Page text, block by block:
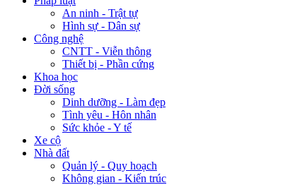
An ninh - Trật tự
Hình sự - Dân sự
Công nghệ
CNTT - Viễn thông
Thiết bị - Phần cứng
Khoa học
Đời sống
Dinh dưỡng - Làm đẹp
Tình yêu - Hôn nhân
Sức khỏe - Y tế
Xe cộ
Nhà đất
Quản lý - Quy hoạch
Không gian - Kiến trúc